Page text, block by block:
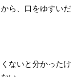
ら、口をゆすいだ
ないと分かったけ